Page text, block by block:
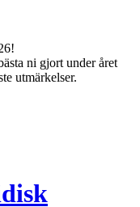
ni gjort under året
utmärkelser.